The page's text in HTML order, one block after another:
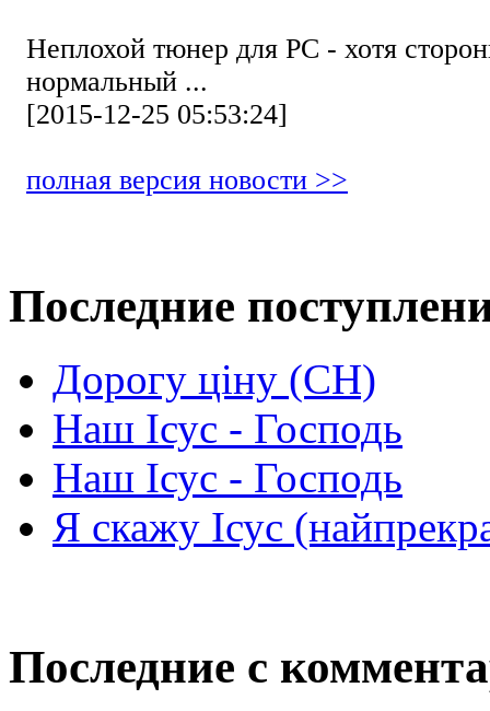
Неплохой тюнер для РС - хотя
нормальный ...
[2015-12-25 05:53:24]
полная версия новости >>
Последние
Дорогу ціну (СН)
Наш Ісус - Господь
Наш Ісус - Господь
Я скажу Ісус
Последние с